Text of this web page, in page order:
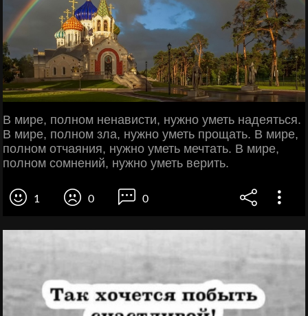
В мире, полном ненависти, нужно уметь надеяться.
В мире, полном зла, нужно уметь прощать. В мире,
полном отчаяния, нужно уметь мечтать. В мире,
полном сомнений, нужно уметь верить.
1 0 0